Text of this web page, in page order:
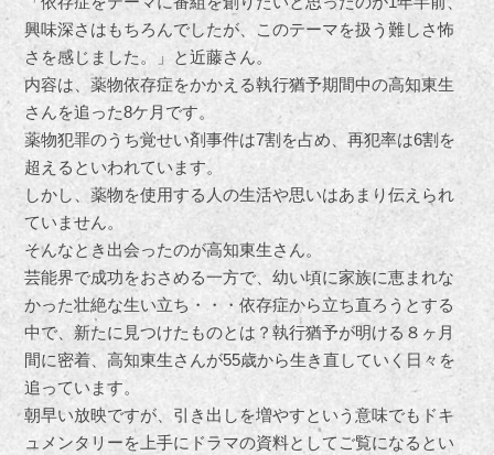
興味深さはもちろんでしたが、このテーマを扱う難しさ怖
さを感じました。」と近藤さん。
内容は、薬物依存症をかかえる執行猶予期間中の高知東生
さんを追った8ケ月です。
薬物犯罪のうち覚せい剤事件は7割を占め、再犯率は6割を
超えるといわれています。
しかし、薬物を使用する人の生活や思いはあまり伝えられ
ていません。
そんなとき出会ったのが高知東生さん。
芸能界で成功をおさめる一方で、幼い頃に家族に恵まれな
かった壮絶な生い立ち・・・依存症から立ち直ろうとする
中で、新たに見つけたものとは？執行猶予が明ける８ヶ月
間に密着、高知東生さんが55歳から生き直していく日々を
追っています。
朝早い放映ですが、引き出しを増やすという意味でもドキ
ュメンタリーを上手にドラマの資料としてご覧になるとい